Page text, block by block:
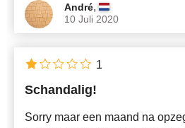
André,
10 Juli 2020
Schandalig!
Sorry maar een maand na
1